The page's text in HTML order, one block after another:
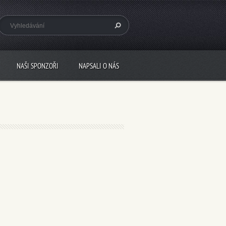
NAŠI SPONZOŘI NAPSALI O NÁS